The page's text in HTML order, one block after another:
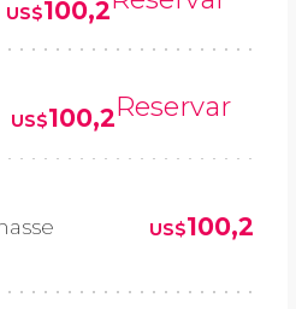
US$100,2
US$100,2Reservar
US$100,2